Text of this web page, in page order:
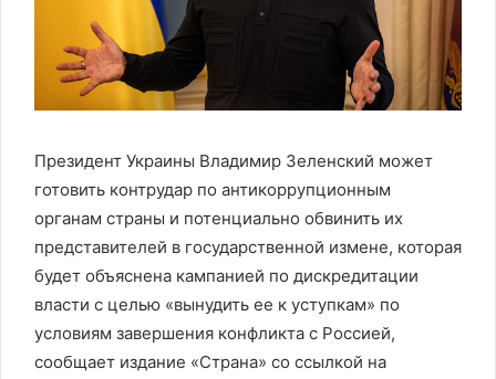
Президент Украины Владимир Зеленский может
готовить контрудар по антикоррупционным
органам страны и потенциально обвинить их
представителей в государственной измене, которая
будет объяснена кампанией по дискредитации
власти с целью «вынудить ее к уступкам» по
условиям завершения конфликта с Россией,
сообщает издание «Страна» со ссылкой на